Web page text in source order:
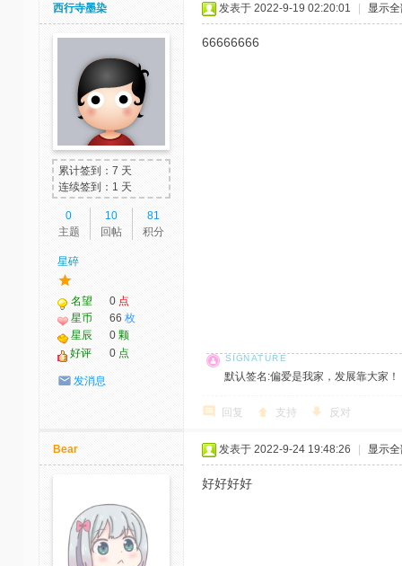
西行寺墨染
累计签到：7 天
连续签到：1 天
0
主题
10
回帖
81
积分
星碎
名望 0 点
星币
66 枚
星辰
0 颗
好评
0 点
发消息
发表于 2022-9-19 02:20:01 显示
66666666
默认签名:偏爱是我家，发展靠大家
回复 支持 反对
Bear 发表于 2022-9-24 19:48:26 显示
好好好好